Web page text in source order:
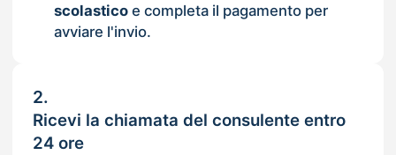
scolasticoe completa il pagamento per
avviare l'invio.
2.
Ricevi la chiamata del consulente entro
24 ore